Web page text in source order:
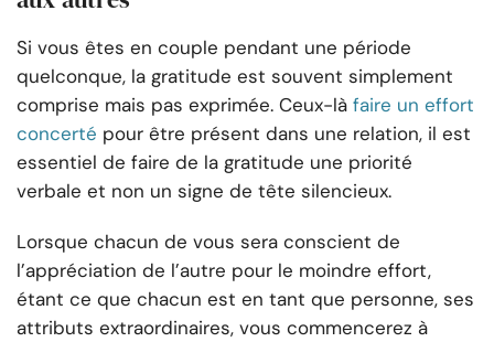
Si vous êtes en couple pendant une période
quelconque, la gratitude est souvent simplement
comprise mais pas exprimée. Ceux-là faire un effort
concerté pour être présent dans une relation, il est
essentiel de faire de la gratitude une priorité
verbale et non un signe de tête silencieux.
Lorsque chacun de vous sera conscient de
l’appréciation de l’autre pour le moindre effort,
étant ce que chacun est en tant que personne, ses
attributs extraordinaires, vous commencerez à